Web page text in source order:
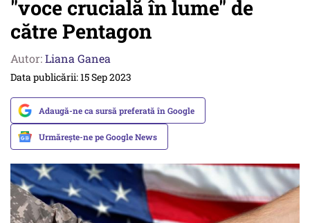
"voce crucială în lume" de
către Pentagon
Autor:Liana Ganea
Data publicării: 15 Sep 2023
Adaugă-ne ca sursă preferată în Google
Urmărește-ne pe Google News